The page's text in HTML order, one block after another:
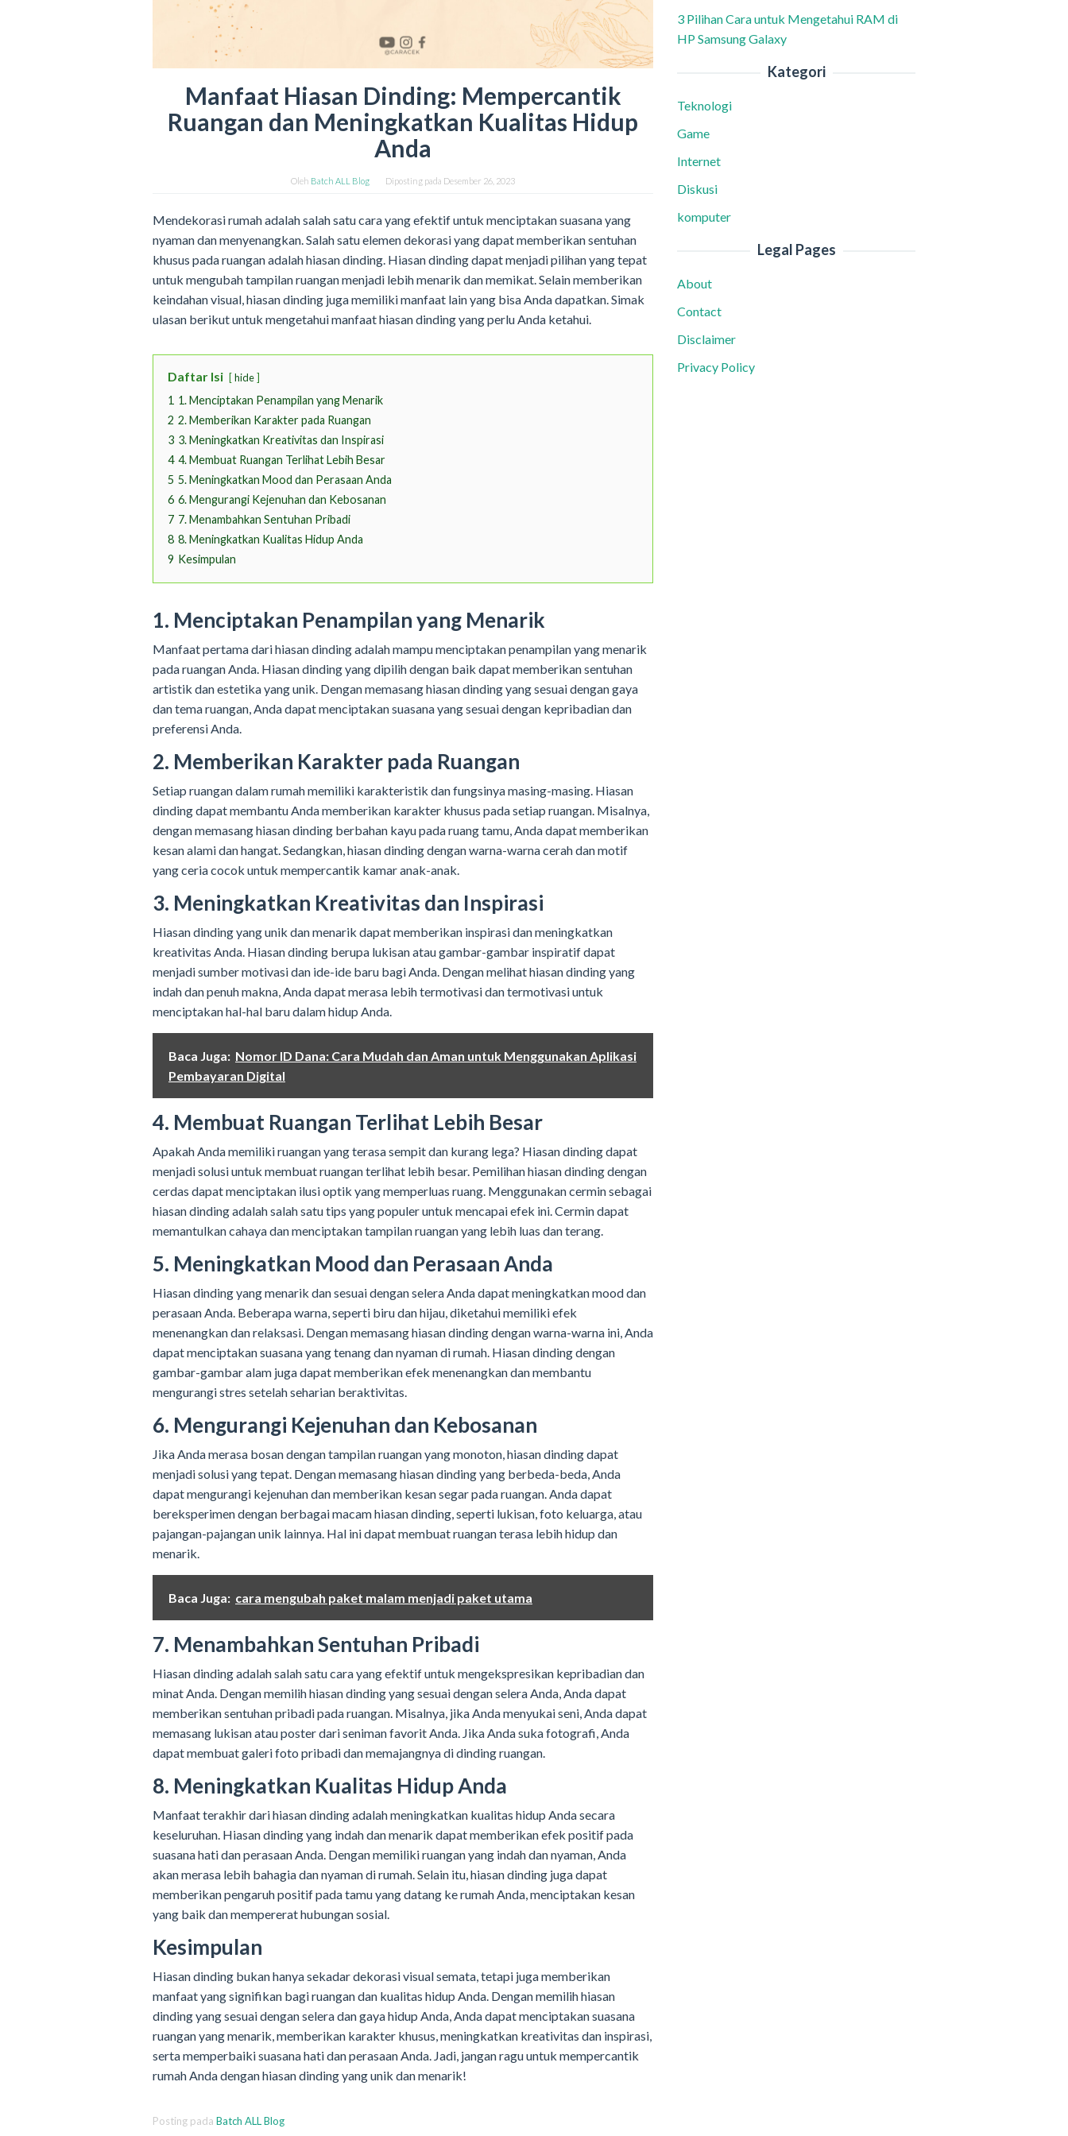
Manfaat Hiasan Dinding: Mempercantik
Ruangan dan Meningkatkan Kualitas Hidup
Anda
Oleh Batch ALL Blog Diposting pada Desember 26, 2023
Mendekorasi rumah adalah salah satu cara yang efektif untuk menciptakan suasana yang
nyaman dan menyenangkan. Salah satu elemen dekorasi yang dapat memberikan sentuhan
khusus pada ruangan adalah hiasan dinding. Hiasan dinding dapat menjadi pilihan yang tepat
untuk mengubah tampilan ruangan menjadi lebih menarik dan memikat. Selain memberikan
keindahan visual, hiasan dinding juga memiliki manfaat lain yang bisa Anda dapatkan. Simak
ulasan berikut untuk mengetahui manfaat hiasan dinding yang perlu Anda ketahui.
Daftar Isi hide
1 1. Menciptakan Penampilan yang Menarik
2 2. Memberikan Karakter pada Ruangan
3 3. Meningkatkan Kreativitas dan Inspirasi
4 4. Membuat Ruangan Terlihat Lebih Besar
5 5. Meningkatkan Mood dan Perasaan Anda
6 6. Mengurangi Kejenuhan dan Kebosanan
7 7. Menambahkan Sentuhan Pribadi
8 8. Meningkatkan Kualitas Hidup Anda
9 Kesimpulan
1. Menciptakan Penampilan yang Menarik
Manfaat pertama dari hiasan dinding adalah mampu menciptakan penampilan yang menarik
pada ruangan Anda. Hiasan dinding yang dipilih dengan baik dapat memberikan sentuhan
artistik dan estetika yang unik. Dengan memasang hiasan dinding yang sesuai dengan gaya
dan tema ruangan, Anda dapat menciptakan suasana yang sesuai dengan kepribadian dan
preferensi Anda.
2. Memberikan Karakter pada Ruangan
Setiap ruangan dalam rumah memiliki karakteristik dan fungsinya masing-masing. Hiasan
dinding dapat membantu Anda memberikan karakter khusus pada setiap ruangan. Misalnya,
dengan memasang hiasan dinding berbahan kayu pada ruang tamu, Anda dapat memberikan
kesan alami dan hangat. Sedangkan, hiasan dinding dengan warna-warna cerah dan motif
yang ceria cocok untuk mempercantik kamar anak-anak.
3. Meningkatkan Kreativitas dan Inspirasi
Hiasan dinding yang unik dan menarik dapat memberikan inspirasi dan meningkatkan
kreativitas Anda. Hiasan dinding berupa lukisan atau gambar-gambar inspiratif dapat
menjadi sumber motivasi dan ide-ide baru bagi Anda. Dengan melihat hiasan dinding yang
indah dan penuh makna, Anda dapat merasa lebih termotivasi dan termotivasi untuk
menciptakan hal-hal baru dalam hidup Anda.
Baca Juga: Nomor ID Dana: Cara Mudah dan Aman untuk Menggunakan Aplikasi
Pembayaran Digital
4. Membuat Ruangan Terlihat Lebih Besar
Apakah Anda memiliki ruangan yang terasa sempit dan kurang lega? Hiasan dinding dapat
menjadi solusi untuk membuat ruangan terlihat lebih besar. Pemilihan hiasan dinding dengan
cerdas dapat menciptakan ilusi optik yang memperluas ruang. Menggunakan cermin sebagai
hiasan dinding adalah salah satu tips yang populer untuk mencapai efek ini. Cermin dapat
memantulkan cahaya dan menciptakan tampilan ruangan yang lebih luas dan terang.
5. Meningkatkan Mood dan Perasaan Anda
Hiasan dinding yang menarik dan sesuai dengan selera Anda dapat meningkatkan mood dan
perasaan Anda. Beberapa warna, seperti biru dan hijau, diketahui memiliki efek
menenangkan dan relaksasi. Dengan memasang hiasan dinding dengan warna-warna ini, Anda
dapat menciptakan suasana yang tenang dan nyaman di rumah. Hiasan dinding dengan
gambar-gambar alam juga dapat memberikan efek menenangkan dan membantu
mengurangi stres setelah seharian beraktivitas.
6. Mengurangi Kejenuhan dan Kebosanan
Jika Anda merasa bosan dengan tampilan ruangan yang monoton, hiasan dinding dapat
menjadi solusi yang tepat. Dengan memasang hiasan dinding yang berbeda-beda, Anda
dapat mengurangi kejenuhan dan memberikan kesan segar pada ruangan. Anda dapat
bereksperimen dengan berbagai macam hiasan dinding, seperti lukisan, foto keluarga, atau
pajangan-pajangan unik lainnya. Hal ini dapat membuat ruangan terasa lebih hidup dan
menarik.
Baca Juga: cara mengubah paket malam menjadi paket utama
7. Menambahkan Sentuhan Pribadi
Hiasan dinding adalah salah satu cara yang efektif untuk mengekspresikan kepribadian dan
minat Anda. Dengan memilih hiasan dinding yang sesuai dengan selera Anda, Anda dapat
memberikan sentuhan pribadi pada ruangan. Misalnya, jika Anda menyukai seni, Anda dapat
memasang lukisan atau poster dari seniman favorit Anda. Jika Anda suka fotografi, Anda
dapat membuat galeri foto pribadi dan memajangnya di dinding ruangan.
8. Meningkatkan Kualitas Hidup Anda
Manfaat terakhir dari hiasan dinding adalah meningkatkan kualitas hidup Anda secara
keseluruhan. Hiasan dinding yang indah dan menarik dapat memberikan efek positif pada
suasana hati dan perasaan Anda. Dengan memiliki ruangan yang indah dan nyaman, Anda
akan merasa lebih bahagia dan nyaman di rumah. Selain itu, hiasan dinding juga dapat
memberikan pengaruh positif pada tamu yang datang ke rumah Anda, menciptakan kesan
yang baik dan mempererat hubungan sosial.
Kesimpulan
Hiasan dinding bukan hanya sekadar dekorasi visual semata, tetapi juga memberikan
manfaat yang signifikan bagi ruangan dan kualitas hidup Anda. Dengan memilih hiasan
dinding yang sesuai dengan selera dan gaya hidup Anda, Anda dapat menciptakan suasana
ruangan yang menarik, memberikan karakter khusus, meningkatkan kreativitas dan inspirasi,
serta memperbaiki suasana hati dan perasaan Anda. Jadi, jangan ragu untuk mempercantik
rumah Anda dengan hiasan dinding yang unik dan menarik!
Posting pada Batch ALL Blog
3 Pilihan Cara untuk Mengetahui RAM di
HP Samsung Galaxy
Kategori
Teknologi
Game
Internet
Diskusi
komputer
Legal Pages
About
Contact
Disclaimer
Privacy Policy